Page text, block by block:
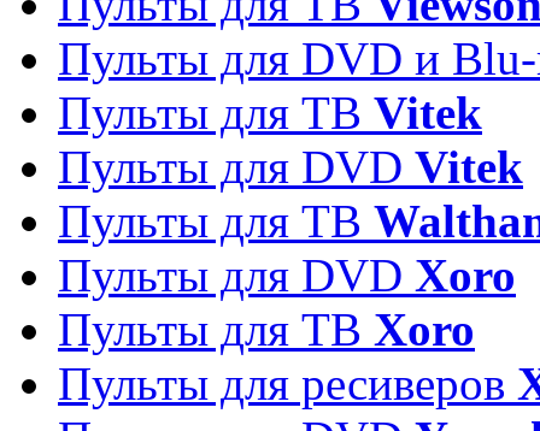
Пульты для DVD и
Пульты для ТВ Vitek
Пульты для DVD Vitek
Пульты для ТВ
Пульты для DVD Xoro
Пульты для ТВ Xoro
Пульты для ресиверов